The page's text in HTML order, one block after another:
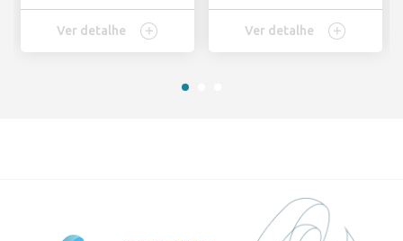
Ver detalhe Ver detalhe